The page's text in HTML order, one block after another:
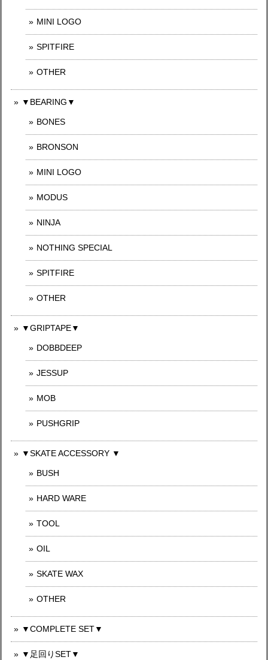
MINI LOGO
SPITFIRE
OTHER
▼BEARING▼
BONES
BRONSON
MINI LOGO
MODUS
NINJA
NOTHING SPECIAL
SPITFIRE
OTHER
▼GRIPTAPE▼
DOBBDEEP
JESSUP
MOB
PUSHGRIP
▼SKATE ACCESSORY ▼
BUSH
HARD WARE
TOOL
OIL
SKATE WAX
OTHER
▼COMPLETE SET▼
▼足回りSET▼